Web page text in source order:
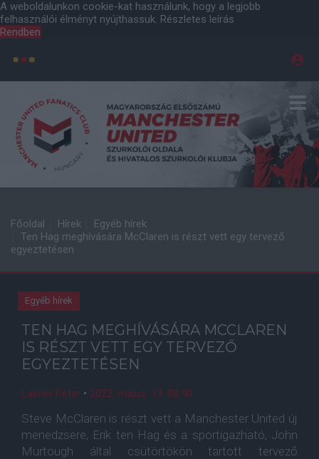
A weboldalunkon cookie-kat használunk, hogy a legjobb
felhasználói élményt nyújthassuk. Részletes leírás
Rendben
Főoldal Hírek
Egyéb hírek
Ten Hag meghívására McClaren is részt vett egy tervező
egyeztetésen
Egyéb hírek
TEN HAG MEGHÍVÁSÁRA MCCLAREN
IS RÉSZT VETT EGY TERVEZŐ
EGYEZTETÉSEN
Lakner Péter • 2022. május. 13. 08:40
Steve McClaren is részt vett a Manchester United új
menedzsere, Erik ten Hag és a sportigazható, John
Murtough által csütörtökön tartott tervező